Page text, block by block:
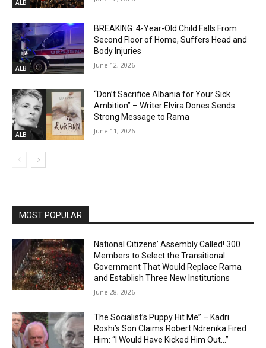
ALB
ALB
BREAKING: 4-Year-Old Child Falls From
Second Floor of Home, Suffers Head and
Body Injuries
June 12, 2026
ALB
“Don’t Sacrifice Albania for Your Sick
Ambition” – Writer Elvira Dones Sends
Strong Message to Rama
June 11, 2026
MOST POPULAR
National Citizens’ Assembly Called! 300
Members to Select the Transitional
Government That Would Replace Rama
and Establish Three New Institutions
June 28, 2026
The Socialist’s Puppy Hit Me” – Kadri
Roshi’s Son Claims Robert Ndrenika Fired
Him: “I Would Have Kicked Him Out…”